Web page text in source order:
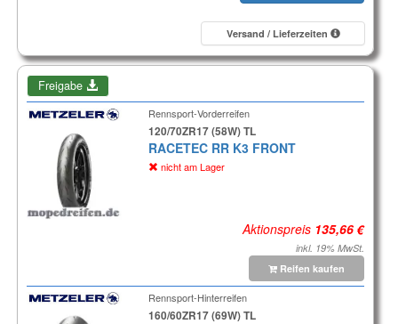
Versand / Lieferzeiten
Freigabe
Rennsport-Vorderreifen
120/70ZR17 (58W) TL
RACETEC RR K3 FRONT
nicht am Lager
Aktionspreis
inkl. 19% MwSt.
Reifen kaufen
Rennsport-Hinterreifen
160/60ZR17 (69W) TL